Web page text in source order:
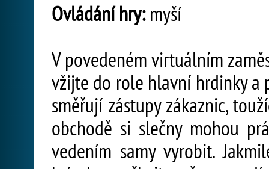
Ovládání hry:myší
V povedeném virtuálním
vžijte do role hlavní hrdinky a
směřují zástupy zákaznic,
obchodě si slečny mohou
vedením samy vyrobit.